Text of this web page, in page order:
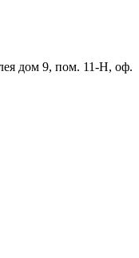
дом 9, пом. 11-Н, оф.